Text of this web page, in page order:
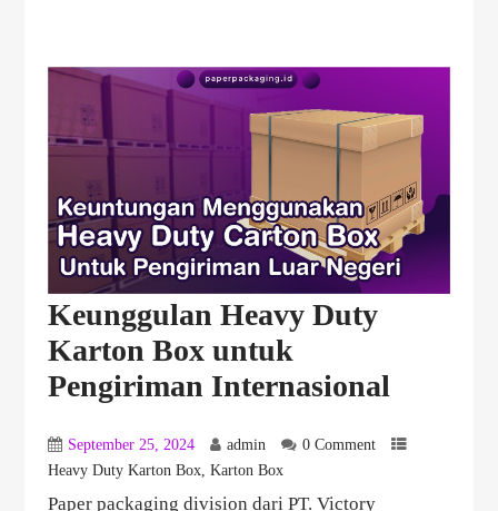
Keunggulan Heavy Duty
Karton Box untuk
Pengiriman Internasional
September 25, 2024 admin
0 Comment
Heavy Duty Karton Box, Karton Box
Paper packaging division dari PT. Victory